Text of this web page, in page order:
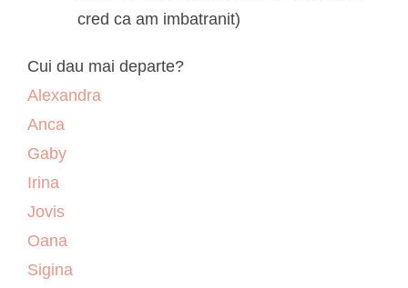
cred ca am imbatranit)
Cui dau mai departe?
Alexandra
Anca
Gaby
Irina
Jovis
Oana
Sigina